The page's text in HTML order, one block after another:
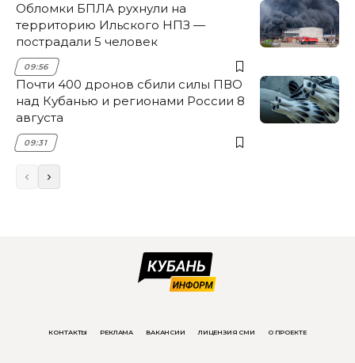
Обломки БПЛА рухнули на
территорию Ильского НПЗ —
пострадали 5 человек
09:56
Почти 400 дронов сбили силы ПВО
над Кубанью и регионами России 8
августа
09:31
КОНТАКТЫ РЕКЛАМА ВАКАНСИИ ЛИЦЕНЗИЯ СМИ О ПРОЕКТЕ